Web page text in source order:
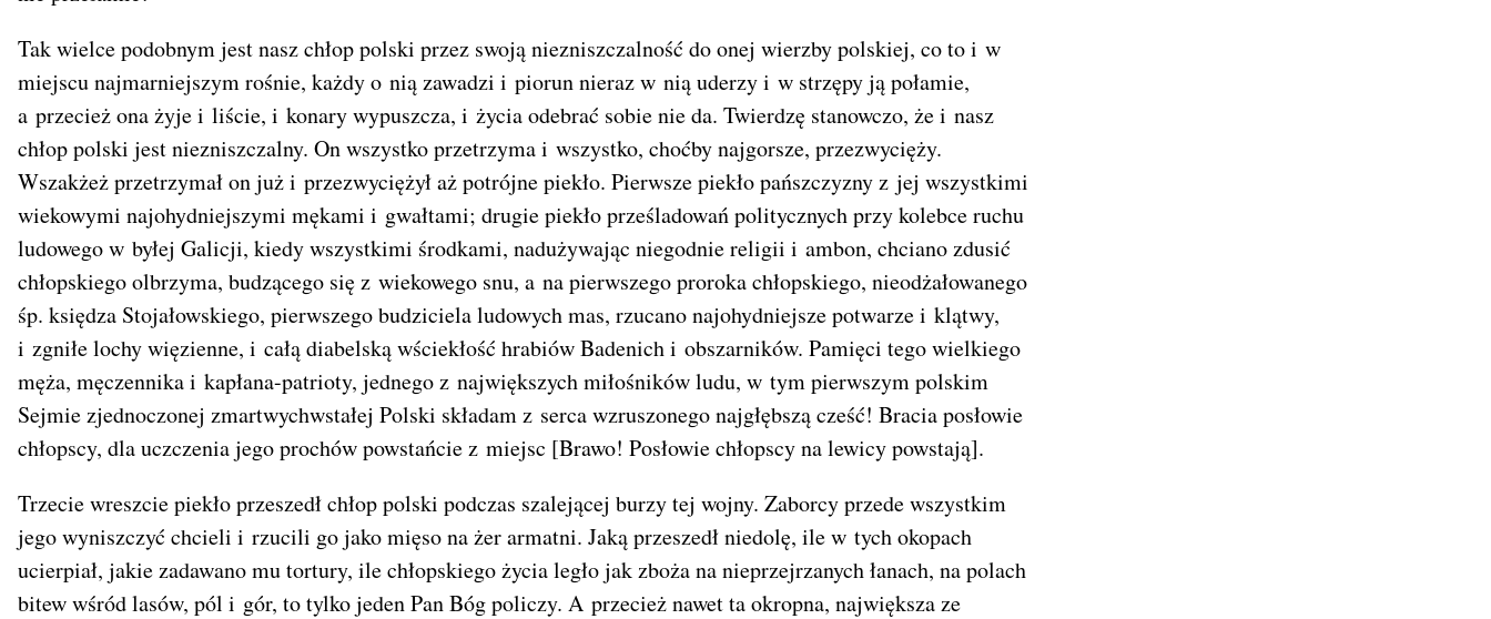
Tak wielce podobnym jest nasz chłop polski przez swoją niezniszczalność do onej wierzby polskiej, co to i w
miejscu najmarniejszym rośnie, każdy o nią zawadzi i piorun nieraz w nią uderzy i w strzępy ją połamie,
a przecież ona żyje i liście, i konary wypuszcza, i życia odebrać sobie nie da. Twierdzę stanowczo, że i nasz
chłop polski jest niezniszczalny. On wszystko przetrzyma i wszystko, choćby najgorsze, przezwycięży.
Wszakżeż przetrzymał on już i przezwyciężył aż potrójne piekło. Pierwsze piekło pańszczyzny z jej wszystkimi
wiekowymi najohydniejszymi mękami i gwałtami; drugie piekło prześladowań politycznych przy kolebce ruchu
ludowego w byłej Galicji, kiedy wszystkimi środkami, nadużywając niegodnie religii i ambon, chciano zdusić
chłopskiego olbrzyma, budzącego się z wiekowego snu, a na pierwszego proroka chłopskiego, nieodżałowanego
śp. księdza Stojałowskiego, pierwszego budziciela ludowych mas, rzucano najohydniejsze potwarze i klątwy,
i zgniłe lochy więzienne, i całą diabelską wściekłość hrabiów Badenich i obszarników. Pamięci tego wielkiego
męża, męczennika i kapłana-patrioty, jednego z największych miłośników ludu, w tym pierwszym polskim
Sejmie zjednoczonej zmartwychwstałej Polski składam z serca wzruszonego najgłębszą cześć! Bracia posłowie
chłopscy, dla uczczenia jego prochów powstańcie z miejsc [Brawo! Posłowie chłopscy na lewicy powstają].
Trzecie wreszcie piekło przeszedł chłop polski podczas szalejącej burzy tej wojny. Zaborcy przede wszystkim
jego wyniszczyć chcieli i rzucili go jako mięso na żer armatni. Jaką przeszedł niedolę, ile w tych okopach
ucierpiał, jakie zadawano mu tortury, ile chłopskiego życia legło jak zboża na nieprzejrzanych łanach, na polach
bitew wśród lasów, pól i gór, to tylko jeden Pan Bóg policzy. A przecież nawet ta okropna, największa ze